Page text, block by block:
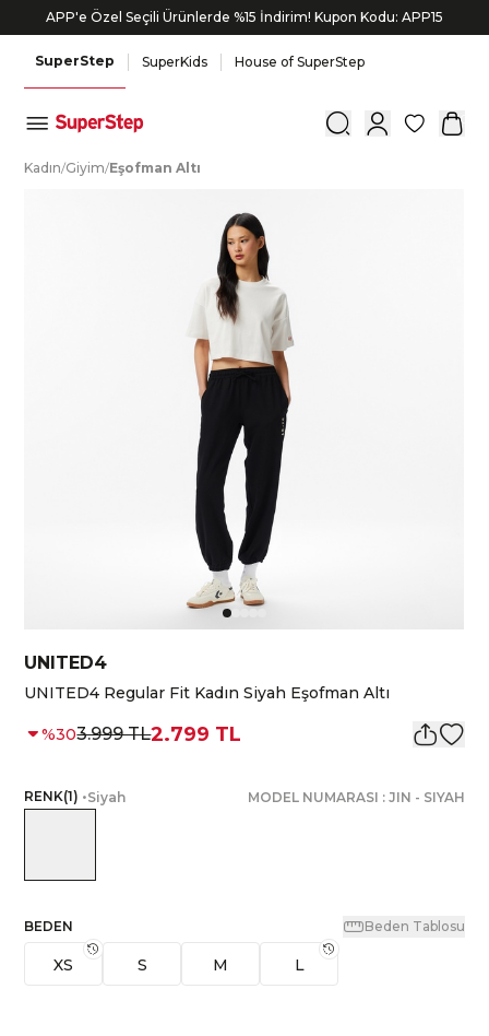
APP'e Özel Seçili Ürünlerde %15 İndirim! Kupon Kodu: APP15
SuperStep SuperKids House of SuperStep
0
Kadın/Giyim/Eşofman A ltı
UNITED4
UNITED4 Regular Fit Kadın Siyah Eşofman Altı
%303.999 TL2.799 TL
RENK(1) •Siyah MODEL NUMARASI : JIN - SIYAH
BEDEN Beden Tablosu
XS S M L